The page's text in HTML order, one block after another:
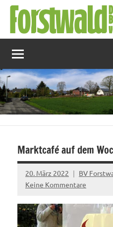
Zum
Inhalt
springen
Marktcafé auf dem
20. März 2022
BV
Keine Kommentare